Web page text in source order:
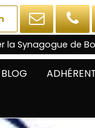
la Synagogue de
BLOG